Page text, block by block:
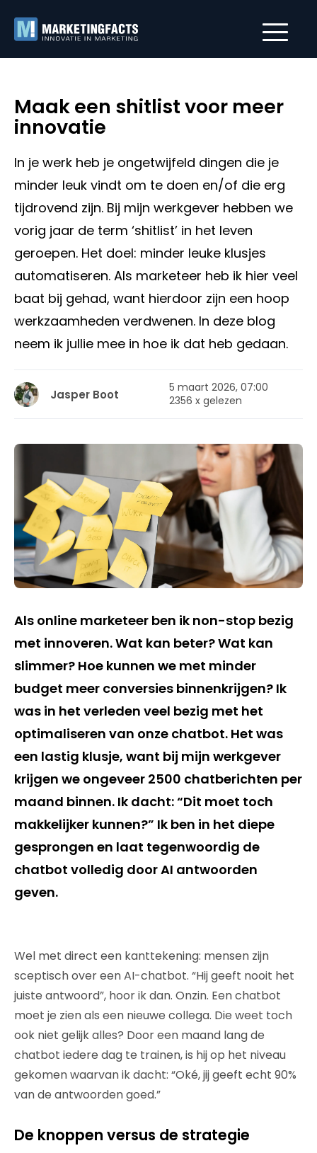
Maak een shitlist voor meer
innovatie
In je werk heb je ongetwijfeld dingen die je
minder leuk vindt om te doen en/of die erg
tijdrovend zijn. Bij mijn werkgever hebben we
vorig jaar de term ‘shitlist’ in het leven
geroepen. Het doel: minder leuke klusjes
automatiseren. Als marketeer heb ik hier veel
baat bij gehad, want hierdoor zijn een hoop
werkzaamheden verdwenen. In deze blog
neem ik jullie mee in hoe ik dat heb gedaan.
Jasper Boot
5 maart 2026, 07:00
2356 x gelezen
Als online marketeer ben ik non-stop bezig
met innoveren. Wat kan beter? Wat kan
slimmer? Hoe kunnen we met minder
budget meer conversies binnenkrijgen? Ik
was in het verleden veel bezig met het
optimaliseren van onze chatbot. Het was
een lastig klusje, want bij mijn werkgever
krijgen we ongeveer 2500 chatberichten per
maand binnen. Ik dacht: “Dit moet toch
makkelijker kunnen?” Ik ben in het diepe
gesprongen en laat tegenwoordig de
chatbot volledig door AI antwoorden
geven.
Wel met direct een kanttekening: mensen zijn
sceptisch over een AI-chatbot. “Hij geeft nooit het
juiste antwoord”, hoor ik dan. Onzin. Een chatbot
moet je zien als een nieuwe collega. Die weet toch
ook niet gelijk alles? Door een maand lang de
chatbot iedere dag te trainen, is hij op het niveau
gekomen waarvan ik dacht: “Oké, jij geeft echt 90%
van de antwoorden goed.”
De knoppen versus de strategie